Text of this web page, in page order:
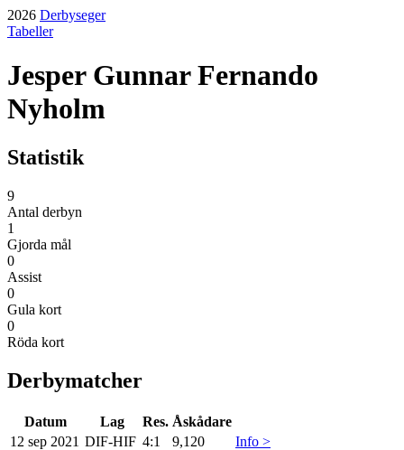
2026 Derbyseger
Tabeller
Jesper Gunnar Fernando
Nyholm
Statistik
9
Antal derbyn
1
Gjorda mål
0
Assist
0
Gula kort
0
Röda kort
Derbymatcher
Datum Lag Res. Åskådare
12 sep 2021 DIF-HIF 4:1 9,120
Info >